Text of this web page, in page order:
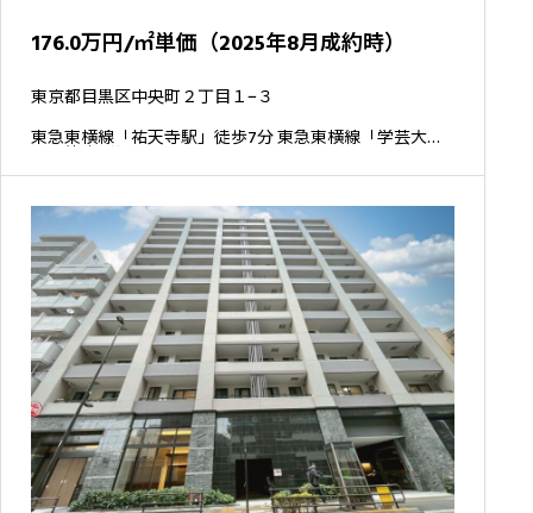
176.0万円/㎡単価（2025年8月成約時）
東京都目黒区中央町２丁目１−３
東急東横線「祐天寺駅」徒歩7分 東急東横線「学芸大学